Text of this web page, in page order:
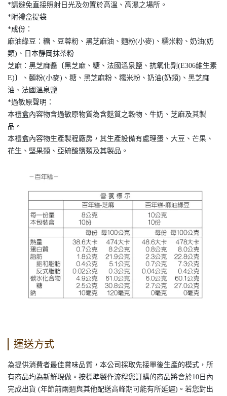
*請避免直接照射日光及勿置於高溫、高濕之場所。
*附禮盒提袋
*成份：
麻油綠豆：糖、豆蓉粉、黑芝麻油、麵粉(小麥)、糯米粉、奶油(奶
類)、日本靜岡抹茶粉
芝麻：黑芝麻醬〔黑芝麻、糖、法國溫泉鹽、抗氧化劑(E306維生素
E)〕、麵粉(小麥)、糖、黑芝麻粉、糯米粉、奶油(奶類)、黑芝麻
油、法國溫泉鹽
*過敏原聲明：
本禮盒內容物含過敏原物質為含麩質之穀物、牛奶、芝麻及其製
品。
本禮盒內容物生產製程廠房，其生產設備有處理蛋、大豆、芒果、
花生、堅果類、亞硫酸鹽類及其製品。
運送方式
為提供消費者最佳賞味品質，本公司採取先接單後生產的模式，所
有商品均為新鮮現做。按標準製作流程您訂購的商品將會於10日內
完成出貨 (年節前兩週與其他配送高峰期可能有所延遲)。若您對出